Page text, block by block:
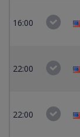
16:00
22:00
22:00